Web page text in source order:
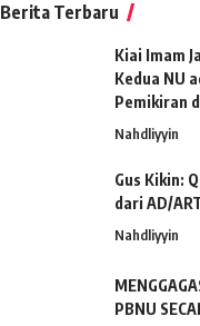
Berita Terbaru
Kiai Imam
Kedua NU
Pemikiran
Nahdliyyin
Gus Kikin:
dari AD/
Nahdliyyin
PBNU